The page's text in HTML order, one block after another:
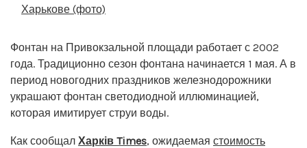
Харькове (фото)
Фонтан на Привокзальной площади работает с 2002
года. Традиционно сезон фонтана начинается 1 мая. А в
период новогодних праздников железнодорожники
украшают фонтан светодиодной иллюминацией,
которая имитирует струи воды.
Как сообщал Харків Times, ожидаемая стоимость